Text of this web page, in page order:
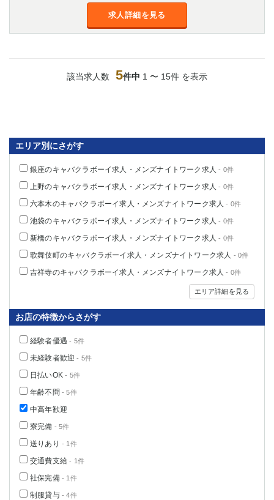
求人詳細を見る
該当求人数 5件中 1 〜 15件 を表示
エリア別にさがす
銀座のキャバクラボーイ求人・メンズナイトワーク求人 - 0件
上野のキャバクラボーイ求人・メンズナイトワーク求人 - 0件
六本木のキャバクラボーイ求人・メンズナイトワーク求人 - 0件
池袋のキャバクラボーイ求人・メンズナイトワーク求人 - 0件
新橋のキャバクラボーイ求人・メンズナイトワーク求人 - 0件
歌舞伎町のキャバクラボーイ求人・メンズナイトワーク求人 - 0件
吉祥寺のキャバクラボーイ求人・メンズナイトワーク求人 - 0件
エリア詳細を見る
お店の特徴からさがす
経験者優遇 - 5件
未経験者歓迎 - 5件
日払いOK - 5件
年齢不問 - 5件
中高年歓迎
寮完備 - 5件
送りあり - 1件
交通費支給 - 1件
社保完備- 1件
制服貸与- 4件